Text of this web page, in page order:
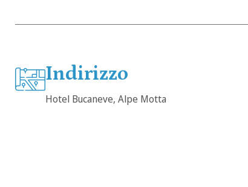
Indirizzo
Hotel Bucaneve, Alpe Motta